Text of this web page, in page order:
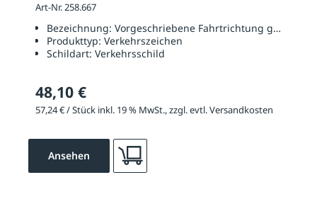
Art-Nr. 258.667
Bezeichnung: Vorgeschriebene Fahrtrichtung geradaus
Produkttyp: Verkehrszeichen
Schildart: Verkehrsschild
48,10 €
57,24 € / Stück inkl. 19 % MwSt., zzgl. evtl. Versandkosten
Ansehen